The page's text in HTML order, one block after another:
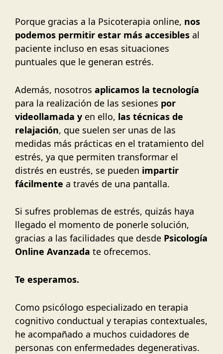
Porque gracias a la Psicoterapia online, nos
podemos permitir estar más accesibles al
paciente incluso en esas situaciones
puntuales que le generan estrés.
Además, nosotros aplicamos la tecnología
para la realización de las sesiones por
videollamada y en ello, las técnicas de
relajación, que suelen ser unas de las
medidas más prácticas en el tratamiento del
estrés, ya que permiten transformar el
distrés en eustrés, se pueden impartir
fácilmente a través de una pantalla.
Si sufres problemas de estrés, quizás haya
llegado el momento de ponerle solución,
gracias a las facilidades que desde Psicología
Online Avanzada te ofrecemos.
Te esperamos.
Como psicólogo especializado en terapia
cognitivo conductual y terapias contextuales,
he acompañado a muchos cuidadores de
personas con enfermedades degenerativas.